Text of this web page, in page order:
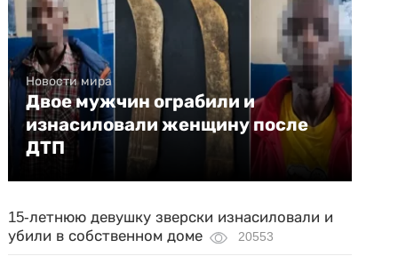
Новости мира
Двое мужчин ограбили и
изнасиловали женщину после
ДТП
15-летнюю девушку зверски изнасиловали и
убили в собственном доме
20553